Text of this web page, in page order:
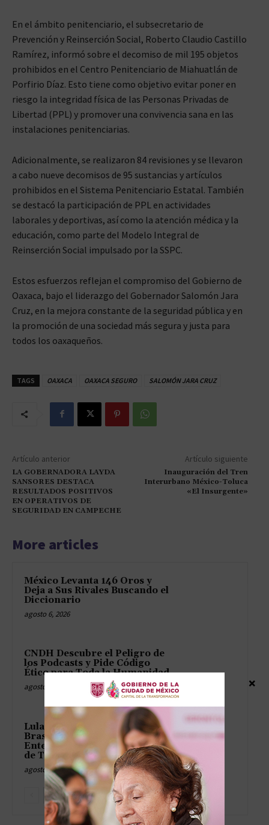
En el ámbito penitenciario, el subsecretario de
Prevención y Reinserción Social, Roberto Claudio Castillo
Ramírez, informó sobre el decomiso de mil 195 objetos
prohibidos en el Centro Penitenciario de Miahuatlán de
Porfirio Díaz. Esto tiene como objetivo evitar poner en
riesgo la integridad física de las Personas Privadas de
Libertad (PPL) y promover una convivencia sana en las
instalaciones penitenciarias.
Adicionalmente, se realizaron 84 revisiones y se llevaron
a cabo nueve decomisos de 95 sustancias y artículos
prohibidos en el Sistema Penitenciario Estatal. También
se destacó la participación de PPL en actividades
laborales y deportivas, así como la atención médica y la
educación, como parte del Modelo Integral de
Reinserción Social impulsado por la SSPC.
Estos esfuerzos reflejan el compromiso del Gobierno de
Oaxaca, bajo el liderazgo del Gobernador Salomón Jara
Cruz, en la mejora constante de la seguridad pública y en
la promoción de una sociedad más segura y justa para
todos los oaxaqueños.
TAGS OAXACA OAXACA SEGURO SALOMÓN JARA CRUZ
Artículo anterior
LA GOBERNADORA LAYDA
SANSORES DESTACA
RESULTADOS POSITIVOS
EN OPERATIVOS DE
SEGURIDAD EN CAMPECHE
Artículo siguiente
Inauguración del Tren
Interurbano México-Toluca
«El Insurgente»
More articles
México Levanta 146 Oros y
Deja a Sus Rivales Buscando el
Diccionario
agosto 6, 2026
CNDH Descubre el Peligro de
los Podcasts y Pide Código
Ético para Toda la Humanidad
agosto 6, 2026
Lula y Velasco Celebran que
Brasil y México Siguen
Entendiéndose Sin Necesidad
de Traductor
agosto 6, 2026
×